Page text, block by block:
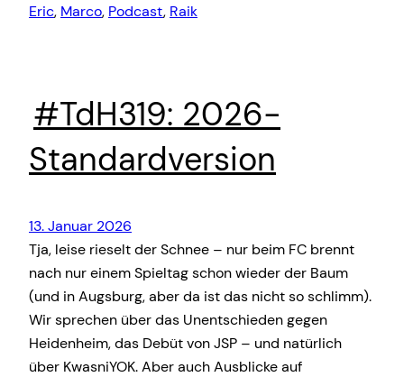
Eric, Marco, Podcast, Raik
#TdH319: 2026-
Standardversion
13. Januar 2026
Tja, leise rieselt der Schnee – nur beim FC brennt
nach nur einem Spieltag schon wieder der Baum
(und in Augsburg, aber da ist das nicht so schlimm).
Wir sprechen über das Unentschieden gegen
Heidenheim, das Debüt von JSP – und natürlich
über KwasniYOK. Aber auch Ausblicke auf